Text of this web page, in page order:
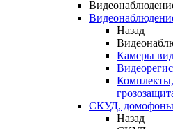
Назад
Камеры
СКУД, домофоны
Назад